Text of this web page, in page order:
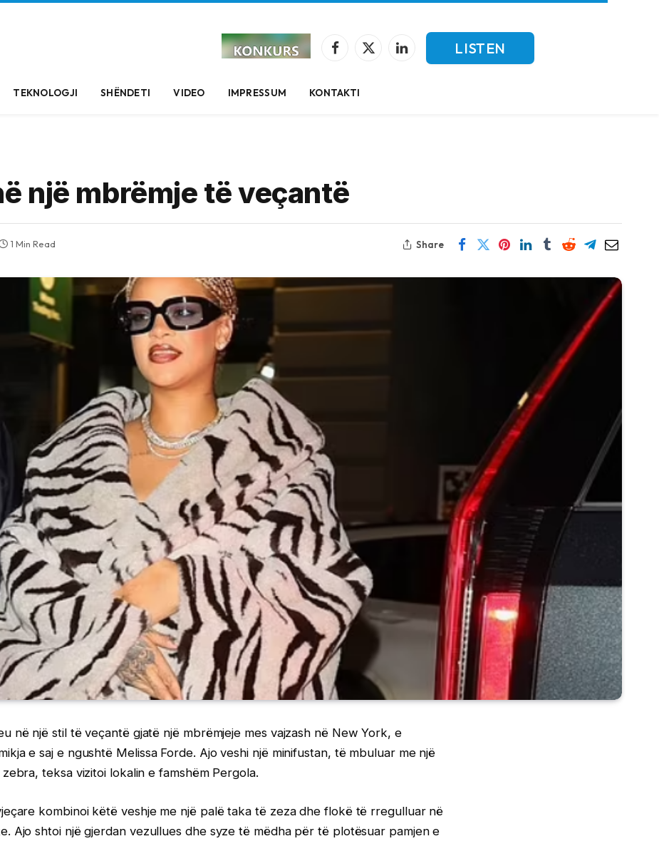
Facebook
X
LinkedIn
LISTEN
TEKNOLOGJI SHËNDETI VIDEO IMPRESSUM KONTAKTI
një mbrëmje të veçantë
1 Min Read Share
në një stil të veçantë gjatë një mbrëmjeje mes vajzash në New York, e
e saj e ngushtë Melissa Forde. Ajo veshi një minifustan, të mbuluar me një
teksa vizitoi lokalin e famshëm Pergola.
kombinoi këtë veshje me një palë taka të zeza dhe flokë të rregulluar në
Ajo shtoi një gjerdan vezullues dhe syze të mëdha për të plotësuar pamjen e